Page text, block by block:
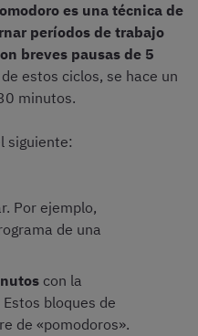
es una técnica de
períodos de trabajo
breves pausas de 5
estos ciclos, se hace un
minutos.
siguiente:
Por ejemplo,
de una
con la
Estos bloques de
de «pomodoros».